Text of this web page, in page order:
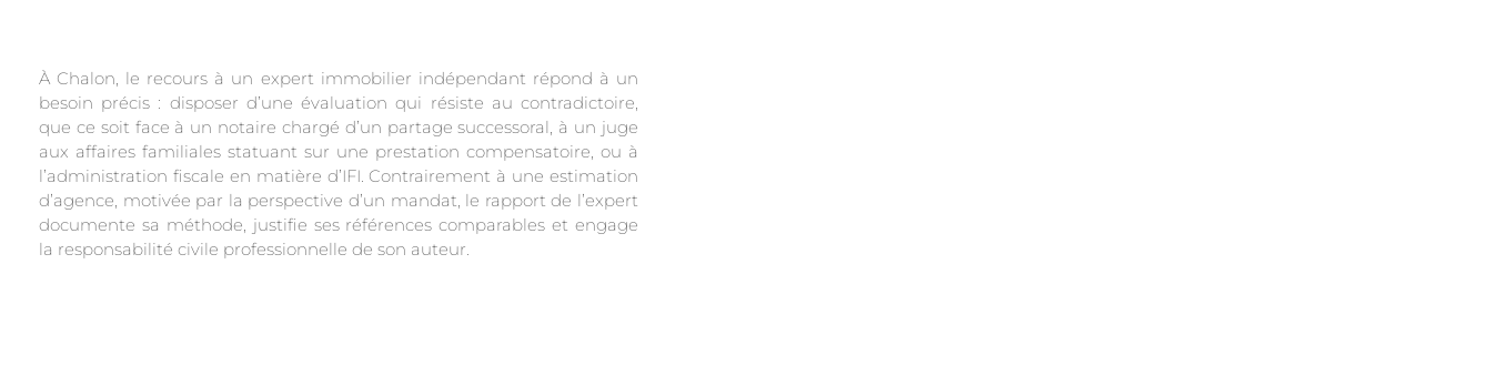
À Chalon, le recours à un expert immobilier indépendant répond à un
besoin précis : disposer d’une évaluation qui résiste au contradictoire,
que ce soit face à un notaire chargé d’un partage successoral, à un juge
aux affaires familiales statuant sur une prestation compensatoire, ou à
l’administration fiscale en matière d’IFI. Contrairement à une estimation
d’agence, motivée par la perspective d’un mandat, le rapport de l’expert
documente sa méthode, justifie ses références comparables et engage
la responsabilité civile professionnelle de son auteur.